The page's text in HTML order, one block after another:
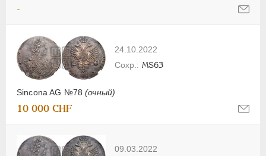
-
24.10.2022
Sincona AG №78(очный)
MS63
10 000 CHF
09.03.2022